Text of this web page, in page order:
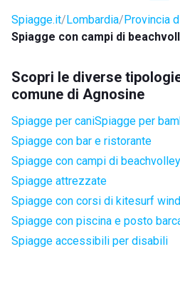
Spiagge.it Lombardia Provincia
Spiagge con campi di
Scopri le diverse
comune di Agnosine
Spiagge per caniSpiagge per
Spiagge con bar e ristorante
Spiagge con campi di
Spiagge attrezzate
Spiagge con corsi di kitesurf
Spiagge con piscina e posto
Spiagge accessibili per disabili